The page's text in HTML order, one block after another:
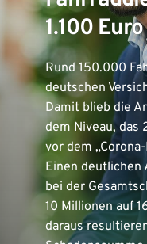
1.100 Euro
Rund 150.000
deutschen
Damit blieb die
dem Niveau, das
vor dem
Einen deutlichen
bei der
10 Millionen auf
daraus